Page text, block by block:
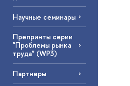
Научные семинары
Препринты серии
"Проблемы рынка
труда" (WP3)
Партнеры